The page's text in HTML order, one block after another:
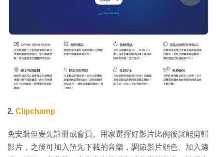
2. Clipchamp
免安裝但要先註冊成會員。用家選擇好影片比例後就能剪輯
影片，之後可加入預先下載的音樂，調節影片顔色、加入濾